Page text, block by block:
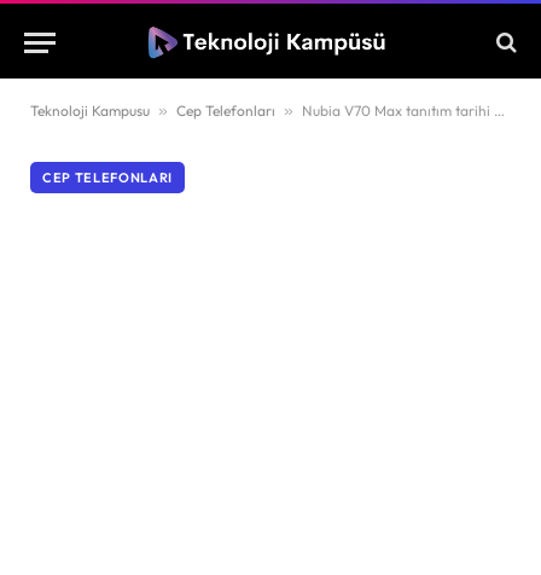
Teknoloji Kampusu » Cep Telefonları » Nubia V70 Max tanıtım tarihi belli oldu!
CEP TELEFONLARI